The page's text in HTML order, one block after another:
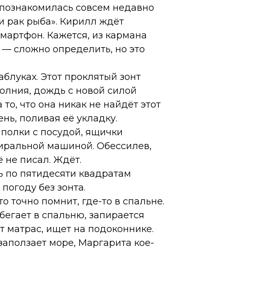
совсем недавно
рак рыба». Кирилл ждёт
Кажется, из кармана
сложно определить, но это
Этот проклятый зонт
дождь с новой силой
что она никак не найдёт этот
поливая её укладку.
с посудой, ящички
машиной. Обессилев,
не писал. Ждёт.
по пятидесяти квадратам
без зонта.
точно помнит, где-то в спальне.
в спальню, запирается
ищет на подоконнике.
море, Маргарита кое-